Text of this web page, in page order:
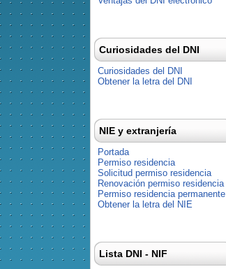
Curiosidades del DNI
Curiosidades del DNI
Obtener la letra del DNI
NIE y extranjería
Portada
Permiso residencia
Solicitud permiso residencia
Renovación permiso residencia
Permiso residencia permanente
Obtener la letra del NIE
Lista DNI - NIF